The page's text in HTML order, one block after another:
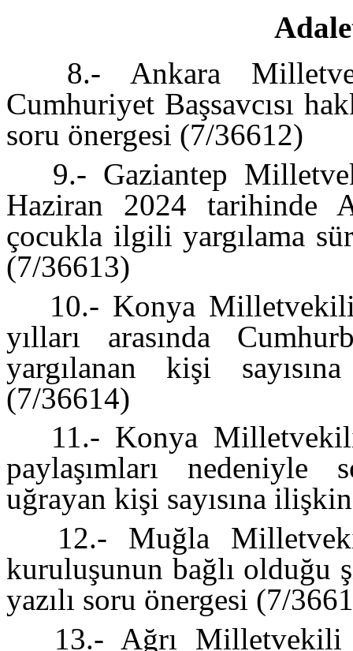
8.- Ankara
Cumhuriyet Başsavcısı
soru önergesi (7/36612)
9.- Gaziantep
Haziran 2024 tarihinde
çocukla ilgili yargılama
(7/36613)
10.- Konya
yılları arasında
yargılanan kişi
(7/36614)
11.- Konya
paylaşımları nedeniyle
uğrayan kişi sayısına
12.- Muğla
kuruluşunun bağlı olduğu
yazılı soru önergesi (7/
13.- Ağrı